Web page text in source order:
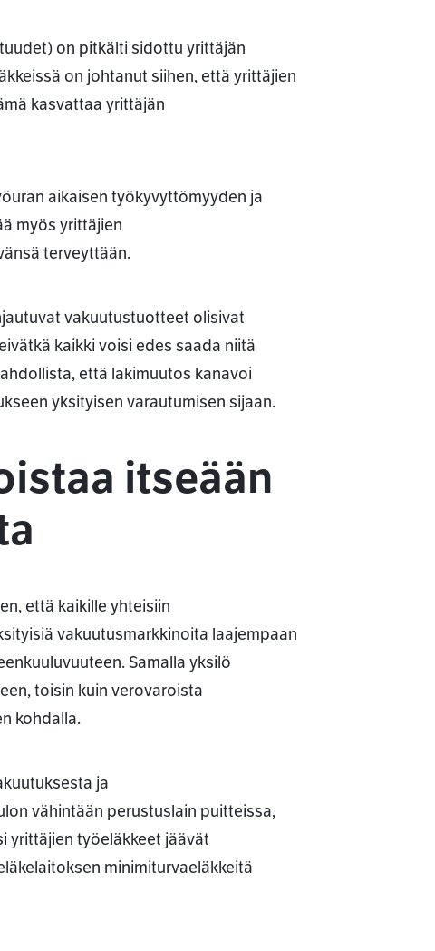
on pitkälti sidottu yrittäjän
on johtanut siihen, että yrittäjien
kasvattaa yrittäjän
aikaisen työkyvyttömyyden ja
myös yrittäjien
terveyttään.
vakuutustuotteet olisivat
kaikki voisi edes saada niitä
että lakimuutos kanavoi
yksityisen varautumisen sijaan.
itseään
että kaikille yhteisiin
vakuutusmarkkinoita laajempaan
Samalla yksilö
toisin kuin verovaroista
kohdalla.
ja
vähintään perustuslain puitteissa,
yrittäjien työeläkkeet jäävät
minimiturvaeläkkeitä